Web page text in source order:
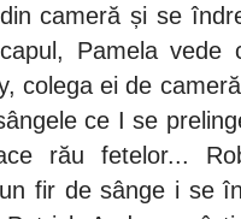
cameră și se
Pamela vede
colega ei de
ce I se
rău fetelor...
fir de sânge i se